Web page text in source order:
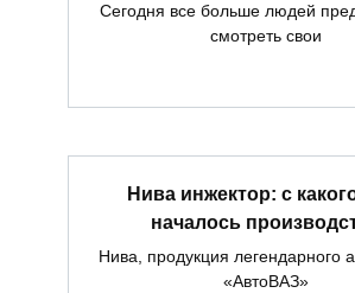
Сегодня все больше людей
смотреть свои
Нива инжектор: с
началось
Нива, продукция легендарного
«АвтоВАЗ»